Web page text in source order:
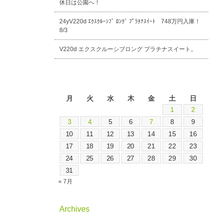
休日は公園へ！
24yV220d ｴｸｽｸﾙｰｼﾌﾞ ﾛﾝｸﾞ ﾌﾟﾗﾁﾅｽｲｰﾄ 748万円入庫！
8/3
V220d エクスクルーシブロング プラチナスイート。
月
火 水 木 金 土
日
1
2
3
4 5 6 7 8
9
10
11 12 13 14 15
16
17
18 19 20 21 22
23
24
25 26 27 28 29
30
31
« 7月
Archives